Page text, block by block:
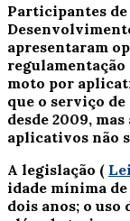
Participantes de
apresentaram
regulamentação
moto por
que o serviço
desde 2009,
aplicativos não
A legislação (
idade mínima de
dois anos; o uso